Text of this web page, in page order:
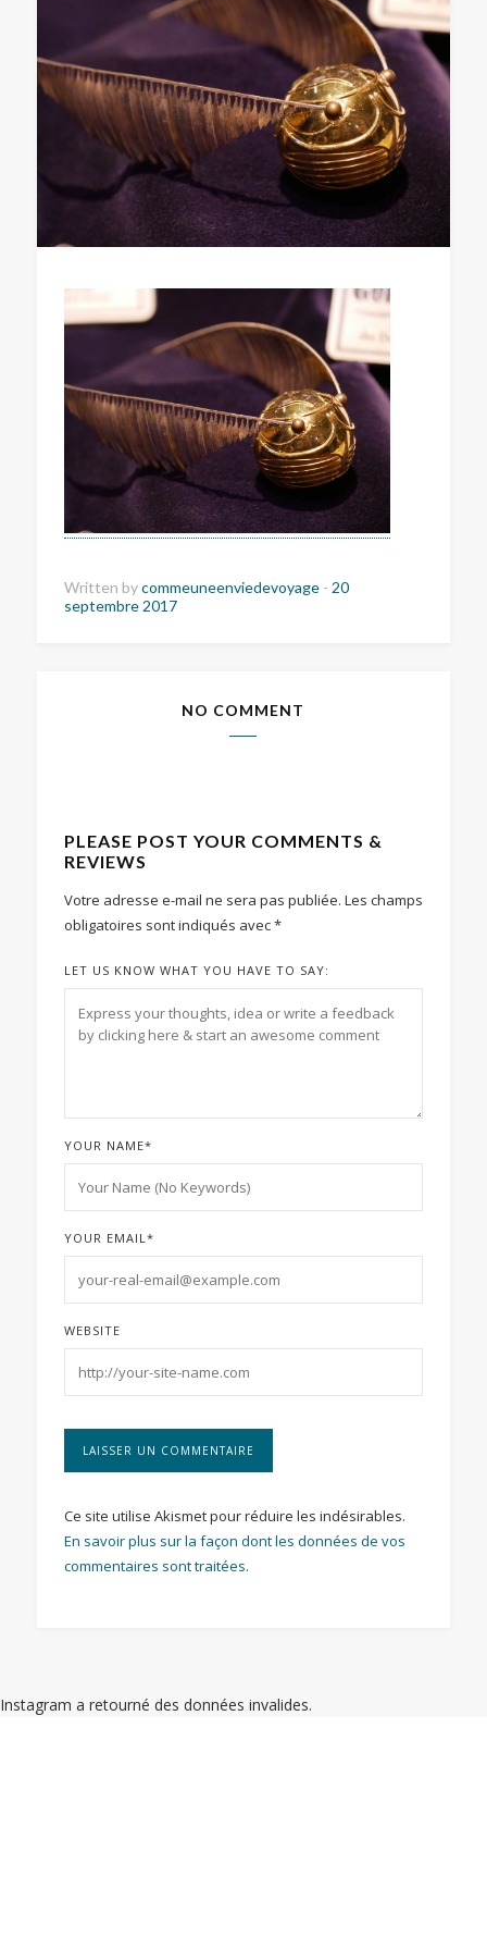
Written bycommeuneenviedevoyage - 20
septembre 2017
NO COMMENT
PLEASE POST YOUR COMMENTS &
REVIEWS
Votre adresse e-mail ne sera pas publiée. Les champs
obligatoires sont indiqués avec*
LET US KNOW WHAT YOU HAVE TO SAY:
YOUR NAME*
YOUR EMAIL*
WEBSITE
Ce site utilise Akismet pour réduire les indésirables.
En savoir plus sur la façon dont les données de vos
commentaires sont traitées.
Instagram a retourné des données invalides.